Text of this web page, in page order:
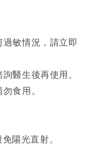
敏情況，請立即
醫生後再使用。
食用。
陽光直射。